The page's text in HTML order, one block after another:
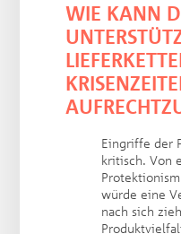
WIE KANN
Eingriffe der
kritisch. Von
würde eine
nach sich